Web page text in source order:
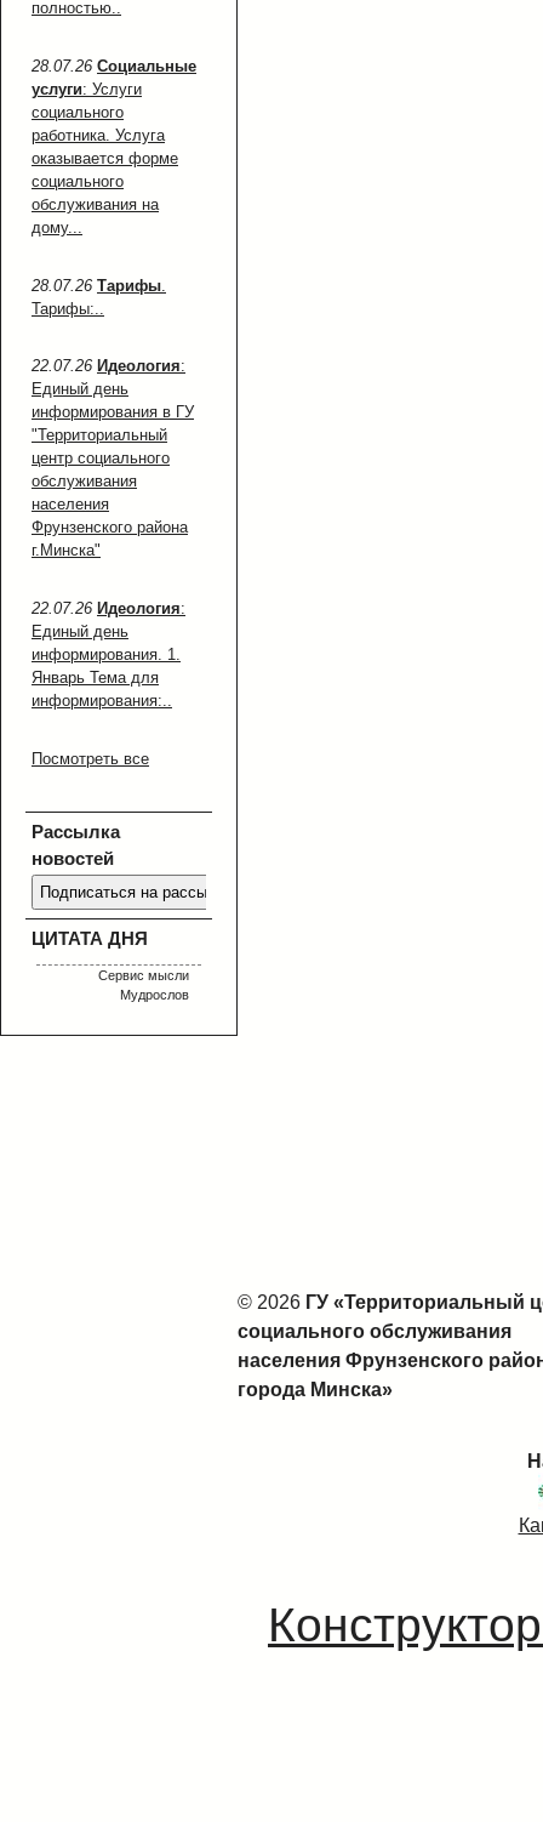
полностью..
28.07.26 Социальные
услуги: Услуги
социального
работника. Услуга
оказывается форме
социального
обслуживания на
дому...
28.07.26 Тарифы
Тарифы:..
22.07.26 Идеология:
Единый день
информирования в ГУ
"Территориальный
центр социального
обслуживания
населения
Фрунзенского района
г.Минска"
22.07.26 Идеология:
Единый день
информирования. 1.
Январь Тема для
информирования:..
Посмотреть все
Рассылка
новостей
ЦИТАТА ДНЯ
Сервис мысли
Мудрослов
© 2026 ГУ «Территориальный
социального обслуживания
населения Фрунзенского
города Минска»